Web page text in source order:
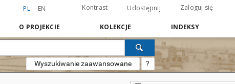
PL EN Kontrast Udostępnij Zaloguj się
O PROJEKCIE KOLEKCJE INDEKSY
Wyszukiwanie zaawansowane ?